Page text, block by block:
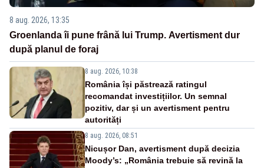
8 aug. 2026, 13:35
Groenlanda îi pune frână lui Trump. Avertisment dur
după planul de foraj
8 aug. 2026, 10:38
România își păstrează ratingul
recomandat investițiilor. Un semnal
pozitiv, dar și un avertisment pentru
autorități
8 aug. 2026, 08:51
Nicușor Dan, avertisment după decizia
Moody’s: „România trebuie să revină la